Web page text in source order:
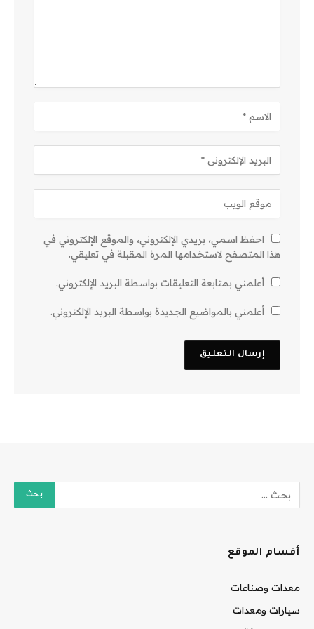
احفظ اسمي، بريدي الإلكتروني، والموقع الإلكتروني في
هذا المتصفح لاستخدامها المرة المقبلة في تعليقي.
أعلمني بمتابعة التعليقات بواسطة البريد الإلكتروني.
أعلمني بالمواضيع الجديدة بواسطة البريد الإلكتروني.
أقسام الموقع
معدات وصناعات
سيارات ومعدات